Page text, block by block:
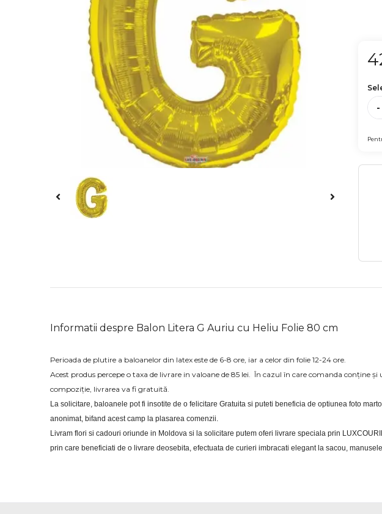
-
Informatii despre Balon Litera G Auriu cu Heliu Folie 80 cm
Perioada de plutire a baloanelor din latex este de 6-8 ore, iar a celor din folie 12-24 ore.
Acest produs percepe o taxa de livrare in valoane de 85 lei.
În cazul în care comanda conține și
compoziție, livrarea va fi gratuită.
La solicitare, baloanele pot fi insotite de o felicitare Gratuita si puteti beneficia de optiunea foto
anonimat, bifand acest camp la plasarea comenzii.
Livram flori si cadouri oriunde in Moldova si la solicitare putem oferi livrare speciala prin
prin care beneficiati de o livrare deosebita, efectuata de curieri imbracati elegant la sacou,